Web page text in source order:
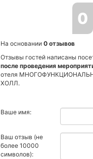
0
На основании 0 отзывов
Отзывы гостей написаны
после проведения
отеля
ХОЛЛ.
Ваше имя:
Ваш отзыв (не
более 10000
символов):